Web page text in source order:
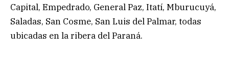
Capital, Empedrado, General Paz, Itatí, Mburucuyá,
Saladas, San Cosme, San Luis del Palmar, todas
ubicadas en la ribera del Paraná.